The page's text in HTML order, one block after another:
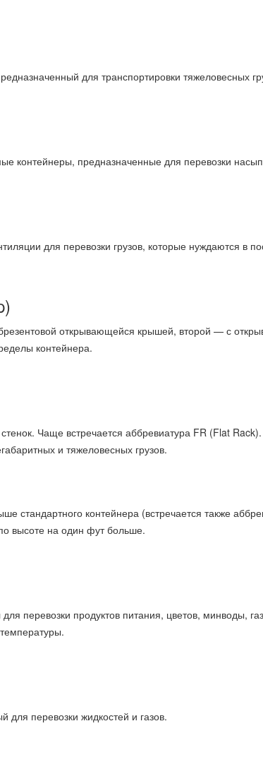
для транспортировки тяжеловесных
контейнеры, предназначенные для перевозки
для перевозки грузов, которые нуждаются в
открывающейся крышей, второй — с
контейнера.
Чаще встречается аббревиатура FR (Flat
и тяжеловесных грузов.
стандартного контейнера (встречается также
высоте на один фут больше.
перевозки продуктов питания, цветов, минводы,
для перевозки жидкостей и газов.